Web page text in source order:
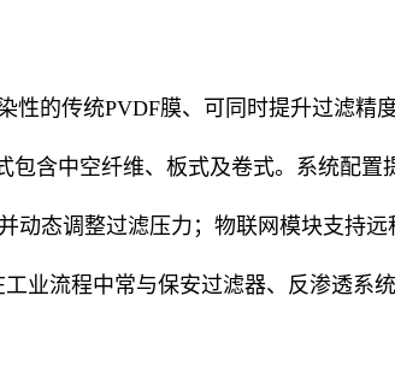
性的传统PVDF膜、可同时提升过滤精
包含中空纤维、板式及卷式。系统配置
动态调整过滤压力；物联网模块支持远
业流程中常与保安过滤器、 反渗透系统